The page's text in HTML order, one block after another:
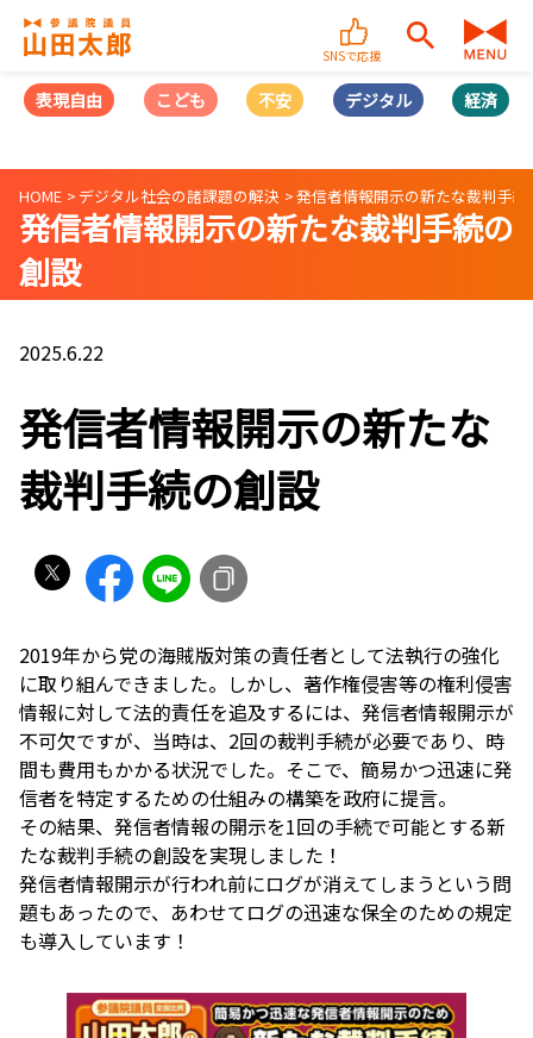
SNSで応援
表現自由 こども 不安 デジタル 経済
HOME デジタル社会の諸課題の解決 発信者情報開示の新たな裁判手
発信者情報開示の新たな裁判手続の
創設
2025.6.22
発信者情報開示の新たな
裁判手続の創設
2019年から党の海賊版対策の責任者として法執行の強化
に取り組んできました。しかし、著作権侵害等の権利侵害
情報に対して法的責任を追及するには、発信者情報開示が
不可欠ですが、当時は、2回の裁判手続が必要であり、時
間も費用もかかる状況でした。そこで、簡易かつ迅速に発
信者を特定するための仕組みの構築を政府に提言。
その結果、発信者情報の開示を1回の手続で可能とする新
たな裁判手続の創設を実現しました！
発信者情報開示が行われ前にログが消えてしまうという問
題もあったので、あわせてログの迅速な保全のための規定
も導入しています！